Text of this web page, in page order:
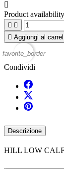

Product
 
 Aggiungi al
favorite_border
Condividi
Descrizione
HILL LOW